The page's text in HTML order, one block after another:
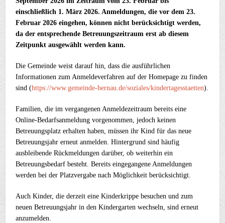
einschließlich 1. März 2026. Anmeldungen, die vor dem 23.
Februar 2026 eingehen, können nicht berücksichtigt werden,
da der entsprechende Betreuungszeitraum erst ab diesem
Zeitpunkt ausgewählt werden kann.
Die Gemeinde weist darauf hin, dass die ausführlichen
Informationen zum Anmeldeverfahren auf der Homepage zu finden
sind (https://www.gemeinde-bernau.de/soziales/kindertagesstaetten).
Familien, die im vergangenen Anmeldezeitraum bereits eine
Online-Bedarfsanmeldung vorgenommen, jedoch keinen
Betreuungsplatz erhalten haben, müssen ihr Kind für das neue
Betreuungsjahr erneut anmelden. Hintergrund sind häufig
ausbleibende Rückmeldungen darüber, ob weiterhin ein
Betreuungsbedarf besteht. Bereits eingegangene Anmeldungen
werden bei der Platzvergabe nach Möglichkeit berücksichtigt.
Auch Kinder, die derzeit eine Kinderkrippe besuchen und zum
neuen Betreuungsjahr in den Kindergarten wechseln, sind erneut
anzumelden.